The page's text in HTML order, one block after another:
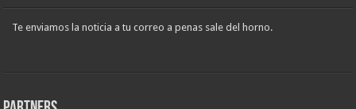
Te enviamos la noticia a tu correo a penas sale del horno.